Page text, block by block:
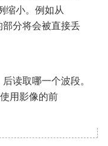
缩小。例如从
分将会被直接丢
读取哪一个波段。
用影像的前